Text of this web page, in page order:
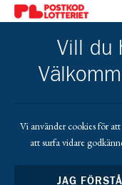
Gå till pl_50
Gå till https:// Gå till
Vill du
Vi använder cookies för
att surfa vidare
JAG